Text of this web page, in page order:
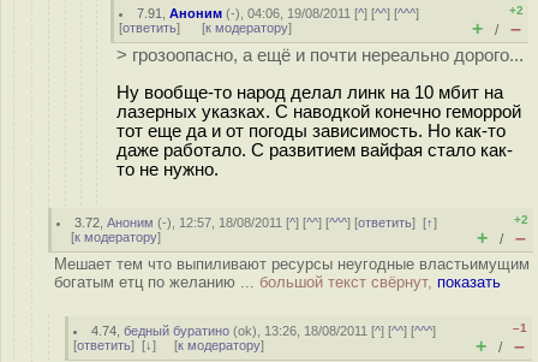
7.91 ,Аноним (-), 04:06, 19/08/2011 [^] [^^] [^^^]
[ответить] [к модератору]
+2
+ / –
> грозоопасно, а ещё и почти нереально дорого...
Ну вообще-то народ делал линк на 10 мбит на
лазерных указках. С наводкой конечно геморрой
тот еще да и от погоды зависимость. Но как-то
даже работало. С развитием вайфая стало как-
то не нужно.
3.72 ,Аноним (-), 12:57, 18/08/2011 [^] [^^] [^^^] [ответить][↑]
[к модератору]
+2
+ / –
Мешает тем что выпиливают ресурсы неугодные властьимущим
богатым етц по желанию ... большой текст свёрнут, показать
4.74 ,бедный буратино (ok), 13:26, 18/08/2011 [^] [^^] [^^^]
[ответить] [↓] [к модератору]
–1
+ / –